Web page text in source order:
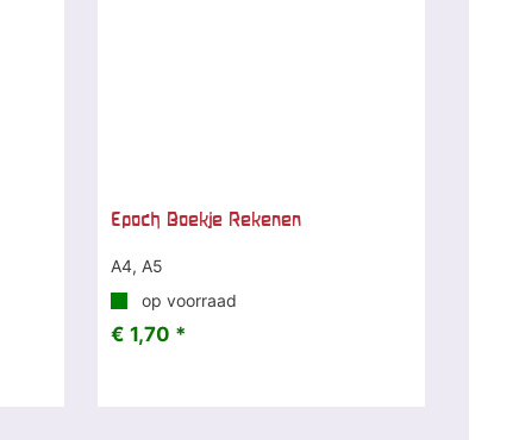
Epoch Boekje Rekenen
A4, A5
op voorraad
€ 1,70 *